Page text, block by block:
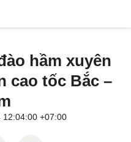
hầm xuyên
cao tốc Bắc –
12:04:00 +07:00